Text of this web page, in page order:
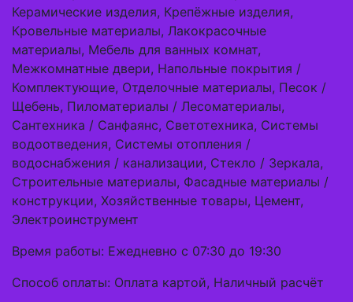
Керамические изделия, Крепёжные изделия,
Кровельные материалы, Лакокрасочные
материалы, Мебель для ванных комнат,
Межкомнатные двери, Напольные покрытия /
Комплектующие, Отделочные материалы, Песок /
Щебень, Пиломатериалы / Лесоматериалы,
Сантехника / Санфаянс, Светотехника, Системы
водоотведения, Системы отопления /
водоснабжения / канализации, Стекло / Зеркала,
Строительные материалы, Фасадные материалы /
конструкции, Хозяйственные товары, Цемент,
Электроинструмент
Время работы: Ежедневно с 07:30 до 19:30
Способ оплаты: Оплата картой, Наличный расчёт